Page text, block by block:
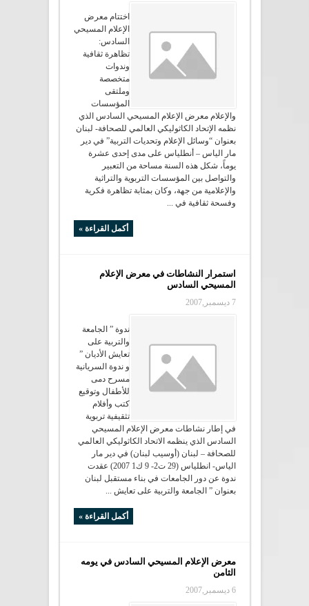
اختتام معرض
الإعلام المسيحي
السادس:
تظاهرة ثقافية
وندوات
متخصصة
وملتقى
المؤسسات
والإعلام معرض الإعلام المسيحي السادس الذي
نظمه الإتحاد الكاثوليكي العالمي للصحافة- لبنان
بعنوان “وسائل الإعلام وتحديات التربية” في دير
مار الياس – أنطلياس على مدى إحدى عشرة
يوماً، شكل هذه السنة مساحة من التعبير
والتواصل بين المؤسسات التربوية والتراثية
والإعلامية من جهة، وكان بمثابة تظاهرة فكرية
وفسحة ثقافية في ...
أكمل القراءة »
استمرار النشاطات في معرض الإعلام
المسيحي السادس
7 ديسمبر,2007
ندوة ” الجامعة
والتربية على
تعايش الأديان ”
و ندوة السريانية
مسرح دمى
للأطفال وتوقيع
كتب وأفلام
تثقيفية تربوية
في إطار نشاطات معرض الإعلام المسيحي
السادس الذي ينظمه الاتحاد الكاثوليكي العالمي
للصحافة – لبنان (أوسيب لبنان) في دير مار
الياس- انطلياس (29 ت2- 9 ك1 2007) عقدت
ندوة عن دور الجامعات في بناء مستقبل لبنان
بعنوان ” الجامعة والتربية على تعايش ...
أكمل القراءة »
معرض الإعلام المسيحي السادس في يومه
الثامن
6 ديسمبر,2007